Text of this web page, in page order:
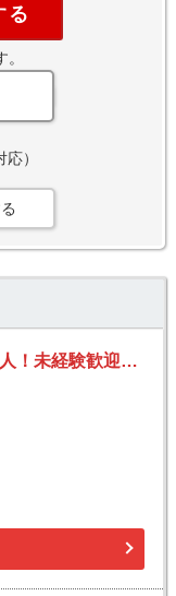
る
）
佐川急便 都留営業所 仕分けの求人！未経験歓迎！先輩たちがサポートします♪